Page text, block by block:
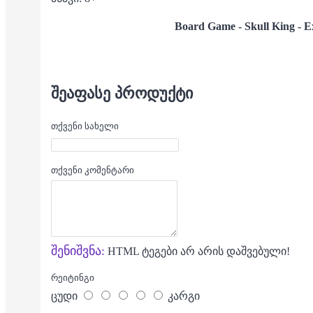
Board Game - Skull King -
ᲨᲔᲐᲤᲐᲡᲔ ᲞᲠᲝᲓᲣᲥᲢᲘ
თქვენი სახელი
თქვენი კომენტარი
შენიშვნა: HTML ტეგები არ არის დაშვებული!
რეიტინგი
ცუდი კარგი